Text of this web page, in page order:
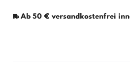
Ab 50 € versandkostenfrei